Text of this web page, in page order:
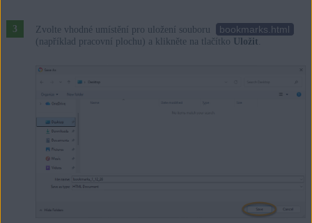
Zvolte vhodné umístění pro uložení souboru bookmarks.html
(například pracovní plochu) a klikněte na tlačítko Uložit.